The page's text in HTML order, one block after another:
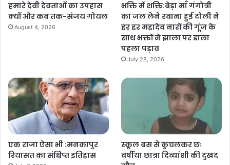
हमारे देवी देवताओं का उपहास
क्यों और कब तक-संजय गोयल
August 4, 2026
भक्ति में शक्ति:बेड़ा माँ गंगोत्री
का जल लेने रवाना हुई टोली ने
हर हर महादेव नारों की गूंज के
साथ भक्तों ने झाला पर डाला
पहला पड़ाव
July 28, 2026
एक राजा ऐसा भी :मनकापुर
रियासत का संक्षिप्त इतिहास
स्कूल बस से कुचलकर छः
वर्षीया छात्रा दिव्यांशी की दुखद